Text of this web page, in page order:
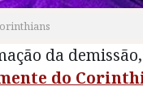
da
do